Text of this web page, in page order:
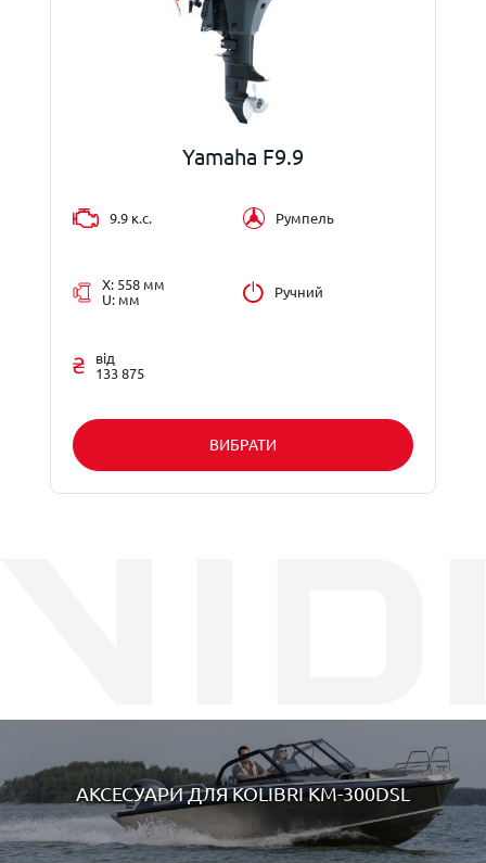
Yamaha F9.9
9.9 к.с. Румпель
X: 558 мм
U: мм
Ручний
від
133 875
ВИБРАТИ
АКСЕСУАРИ ДЛЯKOLIBRI KM-300DSL